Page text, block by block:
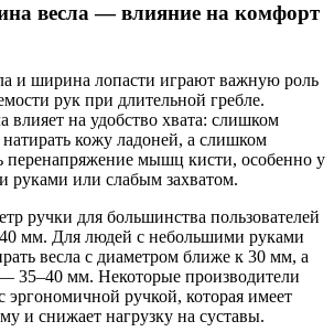
весла — влияние на комфорт
и ширина лопасти играют важную роль
рук при длительной гребле.
влияет на удобство хвата: слишком
кожу ладоней, а слишком
перенапряжение мышц кисти, особенно у
руками или слабым захватом.
ручки для большинства пользователей
40 мм. Для людей с небольшими руками
весла с диаметром ближе к 30 мм, а
35–40 мм. Некоторые производители
ручкой, которая имеет
и снижает нагрузку на суставы.